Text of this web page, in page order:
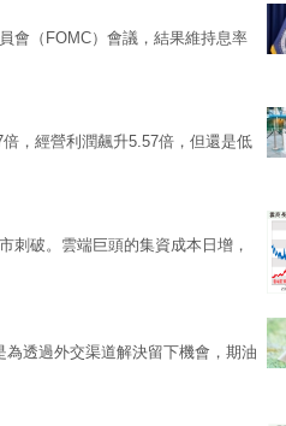
會（FOMC）會議，結果維持息率
，經營利潤飆升5.57倍，但還是低
刺破。雲端巨頭的集資成本日增，
透過外交渠道解決留下機會，期油